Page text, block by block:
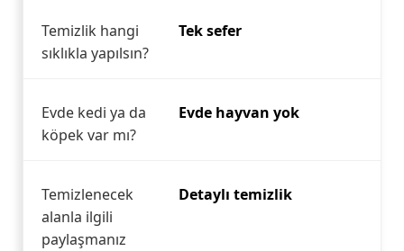
Temizlik hangi
sıklıkla yapılsın?
Tek sefer
Evde kedi ya da
köpek var mı?
Evde hayvan yok
Temizlenecek
alanla ilgili
paylaşmanız
Detaylı temizlik